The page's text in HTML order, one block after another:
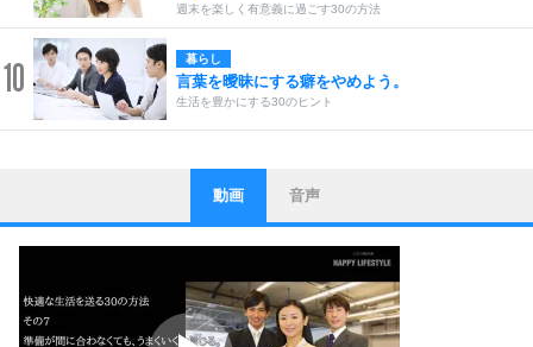
週末を楽しく有意義に過ごす30の方法
10 暮らし
言葉を曖昧にする癖をやめよう。
生活を豊かにする30のヒント
1
ストレス対策
他人と比べない。
いっそのこと、他人を見ない。
いらいらしない人になる30の方法
プラス思考
ポジティブになれない原因は、行動しないから。
動画 音声